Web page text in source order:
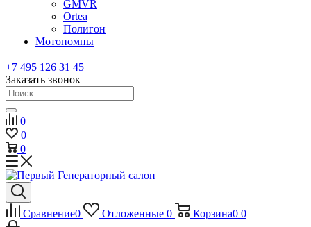
GMVR
Ortea
Полигон
Мотопомпы
+7 495 126 31 45
Заказать звонок
0
0
0
Сравнение0 Отложенные 0 Корзина0 0